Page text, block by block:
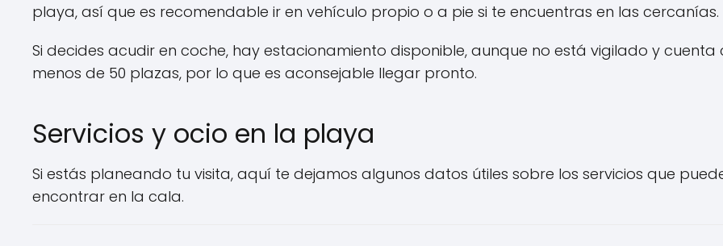
playa, así que es recomendable ir en vehículo propio o a pie si te encuentras en las cercanías.
Si decides acudir en coche, hay estacionamiento disponible, aunque no está vigilado y cuenta
menos de 50 plazas, por lo que es aconsejable llegar pronto.
Servicios y ocio en la playa
Si estás planeando tu visita, aquí te dejamos algunos datos útiles sobre los servicios que
encontrar en la cala.